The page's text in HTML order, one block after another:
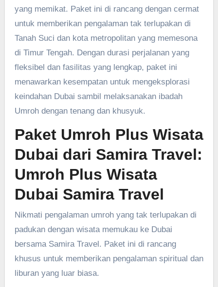
yang memikat. Paket ini di rancang dengan cermat
untuk memberikan pengalaman tak terlupakan di
Tanah Suci dan kota metropolitan yang memesona
di Timur Tengah. Dengan durasi perjalanan yang
fleksibel dan fasilitas yang lengkap, paket ini
menawarkan kesempatan untuk mengeksplorasi
keindahan Dubai sambil melaksanakan ibadah
Umroh dengan tenang dan khusyuk.
Paket Umroh Plus Wisata
Dubai dari Samira Travel:
Umroh Plus Wisata
Dubai Samira Travel
Nikmati pengalaman umroh yang tak terlupakan di
padukan dengan wisata memukau ke Dubai
bersama Samira Travel. Paket ini di rancang
khusus untuk memberikan pengalaman spiritual dan
liburan yang luar biasa.